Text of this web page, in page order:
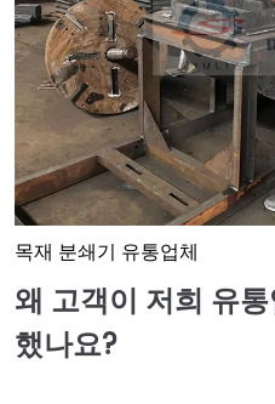
목재 분쇄기 유통업체
왜 고객이 저희 유
했나요?